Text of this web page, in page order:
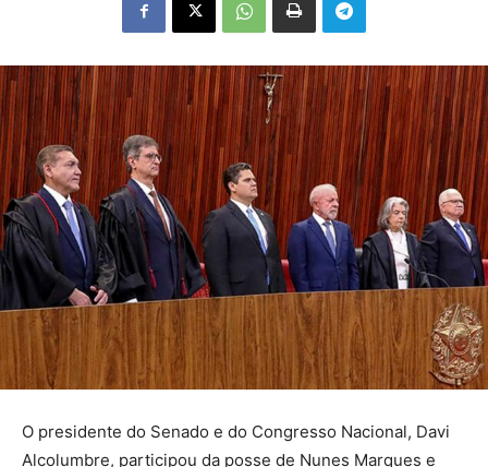
O presidente do Senado e do Congresso Nacional, Davi
Alcolumbre, participou da posse de Nunes Marques e